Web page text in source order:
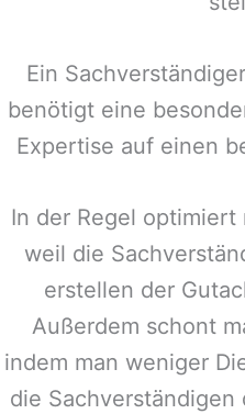
Ein
benötigt eine
Expertise auf einen
In der Regel
weil die
erstellen der
Außerdem schont
indem man weniger
die Sachverständigen